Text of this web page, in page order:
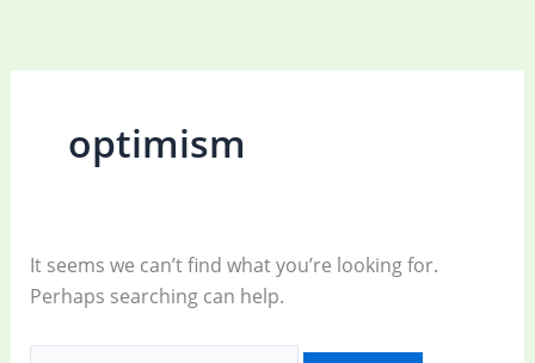
optimism
It seems we can’t find what you’re looking for.
Perhaps searching can help.